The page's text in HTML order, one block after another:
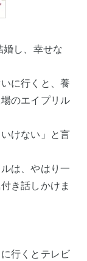
し、幸せな
に行くと、養
のエイプリル
けない」と言
は、やはり一
き話しかけま
行くとテレビ